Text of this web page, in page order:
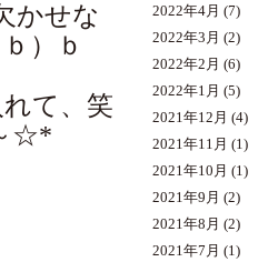
かせな
ｂ）ｂ
て、笑
☆*
2022年4月 (7)
2022年3月 (2)
2022年2月 (6)
2022年1月 (5)
2021年12月 (4)
2021年11月 (1)
2021年10月 (1)
2021年9月 (2)
2021年8月 (2)
2021年7月 (1)